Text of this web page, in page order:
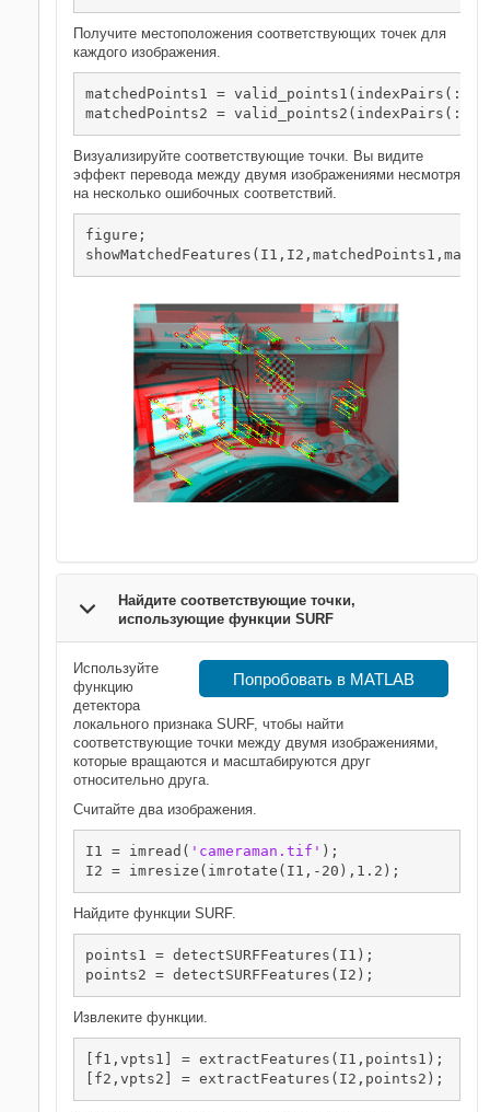
Получите местоположения соответствующих точек для
каждого изображения.
matchedPoints1 =
matchedPoints2 =
Визуализируйте соответствующие точки. Вы видите
эффект перевода между двумя изображениями несмотря
на несколько ошибочных соответствий.
figure;
Найдите соответствующие точки,
использующие функции SURF
Попробовать в MATLAB
Используйте
функцию
детектора
локального признака SURF, чтобы найти
соответствующие точки между двумя изображениями,
которые вращаются и масштабируются друг
относительно друга.
Считайте два изображения.
I1 = imread( 'cameraman.tif' );
I2 = imresize(imrotate(I1,-20),1.2);
Найдите функции SURF.
points1 = detectSURFFeatures(I1);
points2 = detectSURFFeatures(I2);
Извлеките функции.
[f1,vpts1] = extractFeatures(I1,points1);
[f2,vpts2] = extractFeatures(I2,points2);